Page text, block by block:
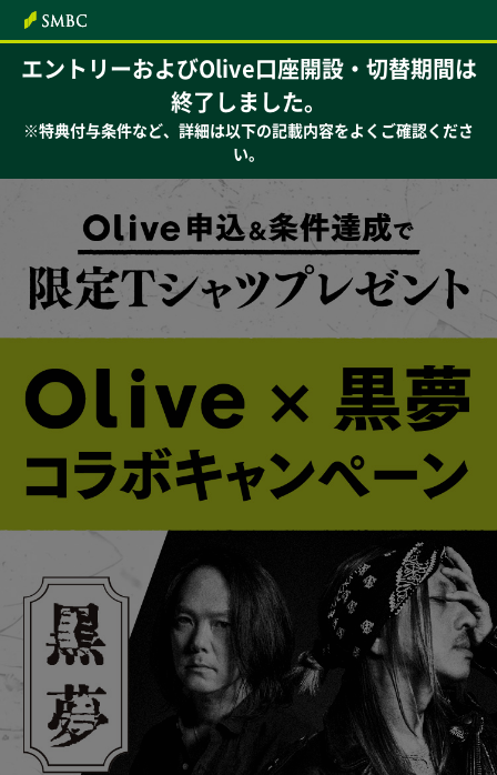
本文へ
エントリーおよびOlive口座開設・切替期間は
終了しました。
※特典付与条件など、詳細は以下の記載内容をよくご確認くださ
い。